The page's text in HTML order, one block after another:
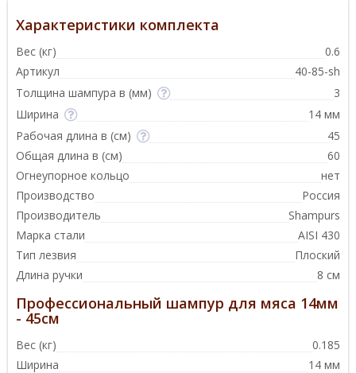
Характеристики комплекта
Вес (кг)
0.6
Артикул
40-85-sh
Толщина шампура в (мм)
3
Ширина
14 мм
Рабочая длина в (см)
45
Общая длина в (см)
60
Огнеупорное кольцо
нет
Производство
Россия
Производитель
Shampurs
Марка стали
AISI 430
Тип лезвия
Плоский
Длина ручки
8 см
Профессиональный шампур для мяса 14мм
- 45см
Вес (кг)
0.185
Ширина
14 мм